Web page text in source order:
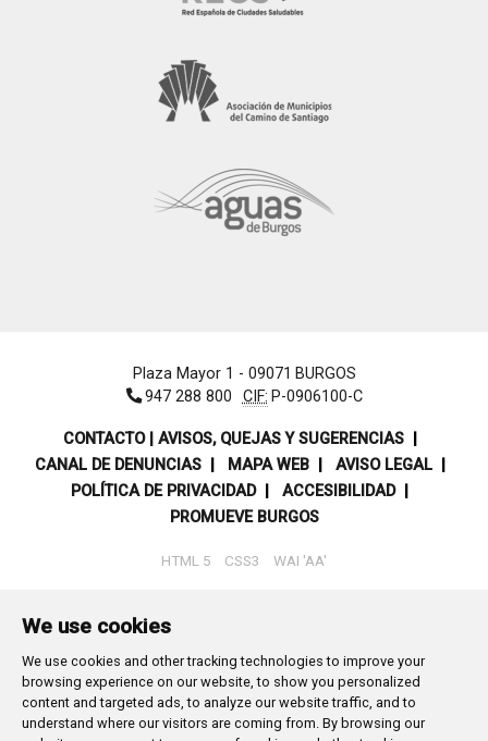
We use cookies
We use cookies and other tracking technologies to improve your
browsing experience on our website, to show you personalized
content and targeted ads, to analyze our website traffic, and to
understand where our visitors are coming from. By browsing our
Plaza Mayor 1 - 09071 BURGOS
947 288 800
CIF: P-0906100-C
CONTACTO | AVISOS, QUEJAS Y SUGERENCIAS
CANAL DE DENUNCIAS
MAPA WEB
AVISO LEGAL
POLÍTICA DE PRIVACIDAD
ACCESIBILIDAD
PROMUEVE BURGOS
HTML 5 CSS3 WAI 'AA'